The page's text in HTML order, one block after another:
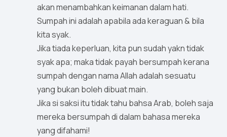
akan menambahkan keimanan dalam hati.
Sumpah ini adalah apabila ada keraguan & bila
kita syak.
Jika tiada keperluan, kita pun sudah yakn tidak
syak apa; maka tidak payah bersumpah kerana
sumpah dengan nama Allah adalah sesuatu
yang bukan boleh dibuat main.
Jika si saksi itu tidak tahu bahsa Arab, boleh saja
mereka bersumpah di dalam bahasa mereka
yang difahami!